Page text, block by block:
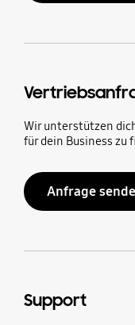
Wir unterstützen
für dein Business zu
Anfrage
Support